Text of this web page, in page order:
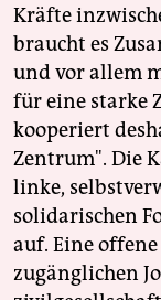
Kräfte
braucht es
und vor allem
für eine starke
kooperiert
Zentrum". Die
linke,
solidarischen
auf. Eine
zugänglichen